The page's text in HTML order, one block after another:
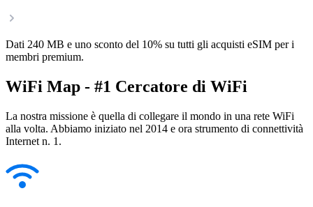
Dati 240 MB e uno sconto del 10% su tutti gli acquisti eSIM per i
membri premium.
WiFi Map - #1 Cercatore di WiFi
La nostra missione è quella di collegare il mondo in una rete WiFi
alla volta. Abbiamo iniziato nel 2014 e ora strumento di connettività
Internet n. 1.